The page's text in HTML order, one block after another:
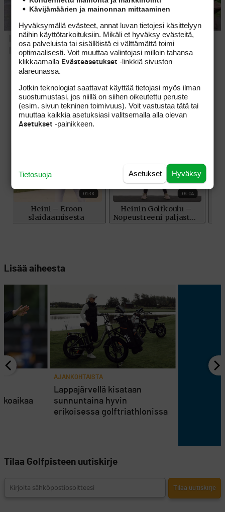
Lisää aiheesta
AJANKOHTAISTA
Lappajärvellä kisataan
sunnuntaina hyvin
erikoisessa golftriathlonissa
Tilaa Golfpisteen uutiskirje
Kävijämäärien ja mainonnan mittaaminen
Hyväksymällä evästeet, annat luvan tietojesi käsittelyyn
näihin käyttötarkoituksiin. Mikäli et hyväksy evästeitä,
osa palveluista tai sisällöistä ei välttämättä toimi
optimaalisesti. Voit muuttaa valintojasi milloin tahansa
klikkaamalla Evästeasetukset -linkkiä sivuston
alareunassa.
Jotkin teknologiat saattavat käyttää tietojasi myös ilman
suostumustasi, jos niillä on siihen oikeutettu peruste
(esim. sivun tekninen toimivuus). Voit vastustaa tätä tai
muuttaa kaikkia asetuksiasi valitsemalla alla olevan
Asetukset -painikkeen.
Hyväksy
Asetukset
Tietosuoja